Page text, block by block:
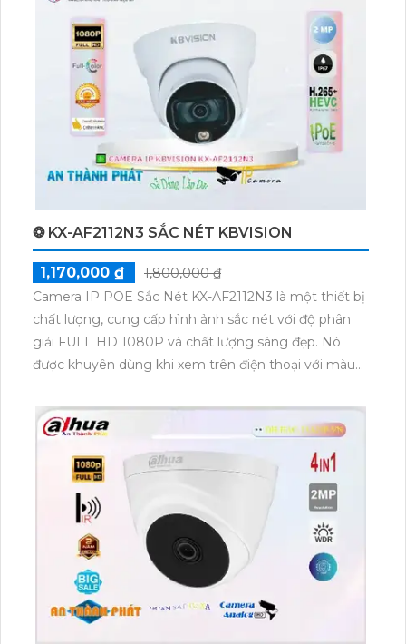
❂ KX-AF2112N3 SẮC NÉT KBVISION
1,170,000 ₫
1,800,000 ₫
Camera IP POE Sắc Nét KX-AF2112N3 là một thiết bị
chất lượng, cung cấp hình ảnh sắc nét với độ phân
giải FULL HD 1080P và chất lượng sáng đẹp. Nó
được khuyên dùng khi xem trên điện thoại với màu
có khả năng hiển thị màu ban đêm với chất lượng
hình ảnh Full Color 20m, tạo ra ánh sáng tương tự
ban ngày. Sản phẩm này đặc biệt phù hợp cho gia
đình, với thiết kế Dome Plastic trang nhã. Camera IP
POE này cũng dễ dàng nâng cấp hệ thống camera
hiện có và tích hợp khả năng báo động chuyển động
thông minh.